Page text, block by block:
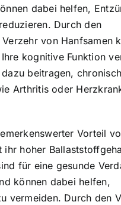
dabei helfen,
Durch den
von Hanfsamen
kognitive Funktion
beitragen,
Arthritis oder
Vorteil
ihr hoher
für eine gesunde
können dabei helfen,
vermeiden. Durch den